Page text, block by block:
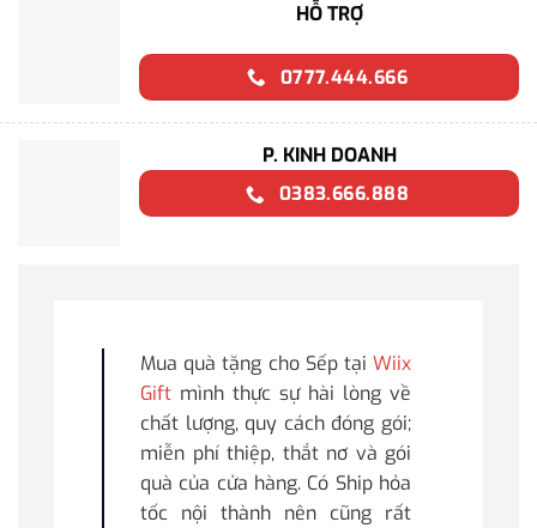
HỖ TRỢ
0777.444.666
P. KINH DOANH
0383.666.888
Mua quà tặng cho Sếp tại Wiix
Gift mình thực sự hài lòng về
chất lượng, quy cách đóng gói;
miễn phí thiệp, thắt nơ và gói
quà của cửa hàng. Có Ship hỏa
tốc nội thành nên cũng rất